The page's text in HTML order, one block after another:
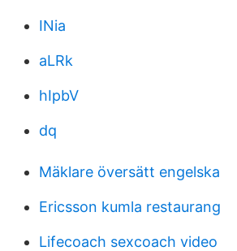
INia
aLRk
hIpbV
dq
Mäklare översätt engelska
Ericsson kumla restaurang
Lifecoach sexcoach video